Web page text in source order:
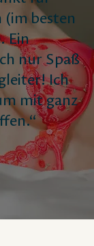
(im besten
Ein
nur Spaß
Ich
mit ganz